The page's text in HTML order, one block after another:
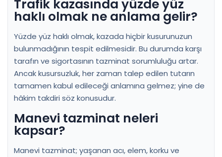
Trafik kazasında yüzde yüz
haklı olmak ne anlama gelir?
Yüzde yüz haklı olmak, kazada hiçbir kusurunuzun
bulunmadığının tespit edilmesidir. Bu durumda karşı
tarafın ve sigortasının tazminat sorumluluğu artar.
Ancak kusursuzluk, her zaman talep edilen tutarın
tamamen kabul edileceği anlamına gelmez; yine de
hâkim takdiri söz konusudur.
Manevi tazminat neleri
kapsar?
Manevi tazminat; yaşanan acı, elem, korku ve